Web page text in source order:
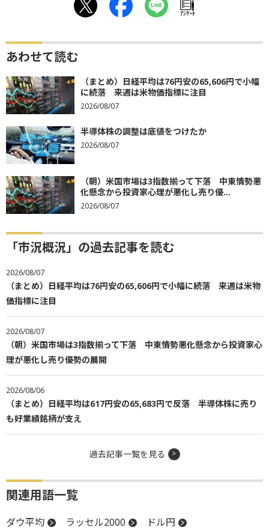
ｱﾝｹｰﾄ
あわせて読む
（まとめ）日経平均は76円安の65,606円で小幅
に続落 来週は米物価指標に注目
2026/08/07
半導体株の調整は底値をつけたか
2026/08/07
（朝）米国市場は3指数揃って下落 中東情勢悪
化懸念から投資家心理が悪化し売り優...
2026/08/07
「市況概況」の過去記事を読む
2026/08/07
（まとめ）日経平均は76円安の65,606円で小幅に続落 来週は米物
価指標に注目
2026/08/07
（朝）米国市場は3指数揃って下落 中東情勢悪化懸念から投資家心
理が悪化し売り優勢の展開
2026/08/06
（まとめ）日経平均は617円安の65,683円で反落 半導体株に売り
も好業績銘柄が支え
過去記事一覧を見る
関連用語一覧
ダウ平均 ラッセル2000
ドル円